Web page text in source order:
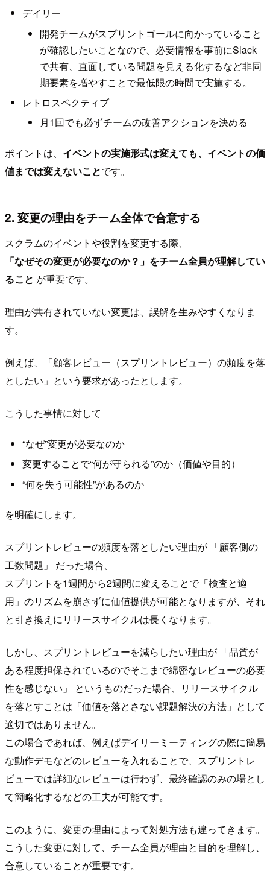
デイリー
開発チームがスプリントゴールに向かっていること
が確認したいことなので、必要情報を事前にSlack
で共有、直面している問題を見える化するなど非同
期要素を増やすことで最低限の時間で実施する。
レトロスペクティブ
月1回でも必ずチームの改善アクションを決める
ポイントは、 イベントの実施形式は変えても、イベントの価
値までは変えないことです。
2. 変更の理由をチーム全体で合意する
スクラムのイベントや役割を変更する際、
「なぜその変更が必要なのか？」をチーム全員が理解してい
ること が重要です。
理由が共有されていない変更は、誤解を生みやすくなりま
す。
例えば、「顧客レビュー（スプリントレビュー）の頻度を落
としたい」という要求があったとします。
こうした事情に対して
“なぜ”変更が必要なのか
変更することで“何が守られる”のか（価値や目的）
“何を失う可能性”があるのか
を明確にします。
スプリントレビューの頻度を落としたい理由が 「顧客側の
工数問題」 だった場合、
スプリントを1週間から2週間に変えることで「検査と適
用」のリズムを崩さずに価値提供が可能となりますが、それ
と引き換えにリリースサイクルは長くなります。
しかし、スプリントレビューを減らしたい理由が 「品質が
ある程度担保されているのでそこまで綿密なレビューの必要
性を感じない」 というものだった場合、リリースサイクル
を落とすことは「価値を落とさない課題解決の方法」として
適切ではありません。
この場合であれば、例えばデイリーミーティングの際に簡易
な動作デモなどのレビューを入れることで、スプリントレ
ビューでは詳細なレビューは行わず、最終確認のみの場とし
て簡略化するなどの工夫が可能です。
このように、変更の理由によって対処方法も違ってきます。
こうした変更に対して、チーム全員が理由と目的を理解し、
合意していることが重要です。